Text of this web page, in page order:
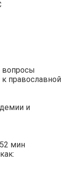
вопросы
православной
и
мин